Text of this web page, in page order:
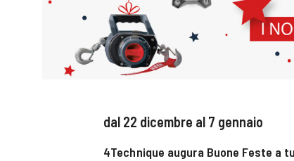
dal 22 dicembre al 7 gennaio
4Technique augura Buone Feste a